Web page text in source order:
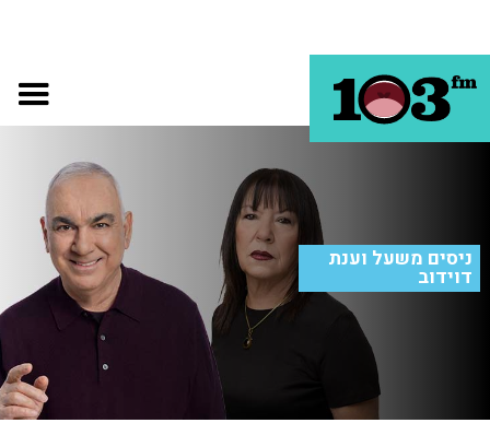
ניסים משעל וענת
דוידוב